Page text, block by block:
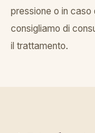
pressione o in
consigliamo di
il trattamento.